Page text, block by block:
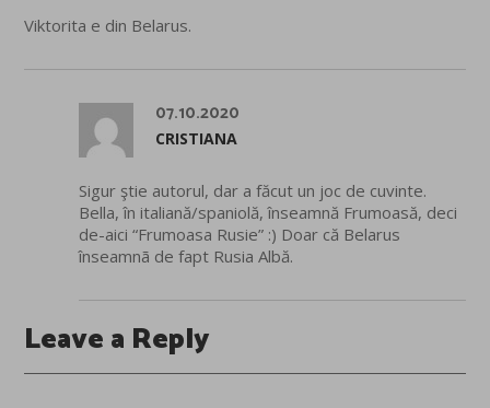
Viktorita e din Belarus.
07.10.2020
CRISTIANA
Sigur ştie autorul, dar a făcut un joc de cuvinte.
Bella, în italiană/spaniolă, înseamnă Frumoasă, deci
de-aici “Frumoasa Rusie” :) Doar că Belarus
înseamnã de fapt Rusia Albă.
Leave a Reply